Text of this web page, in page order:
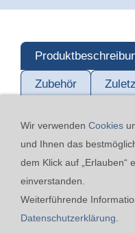
Zubehör
24h-Notfall-Hotline
Wir verwenden Cookies
und Ihnen das
dem Klick auf „Erlauben“
einverstanden.
Weiterführende
Datenschutzerklärung